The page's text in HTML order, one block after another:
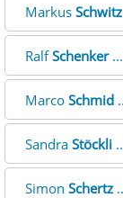
Markus Schwitz
RalfSchenker
Marco Schmid
Sandra Stöckli
Simon Schertz